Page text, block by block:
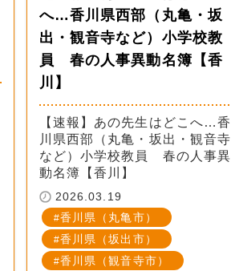
へ…香川県西部（丸亀・坂
出・観音寺など）小学校教
員 春の人事異動名簿【香
川】
【速報】あの先生はどこへ…香
川県西部（丸亀・坂出・観音寺
など）小学校教員 春の人事異
動名簿【香川】
2026.03.19
香川県（丸亀市）
香川県（坂出市）
香川県（観音寺市）